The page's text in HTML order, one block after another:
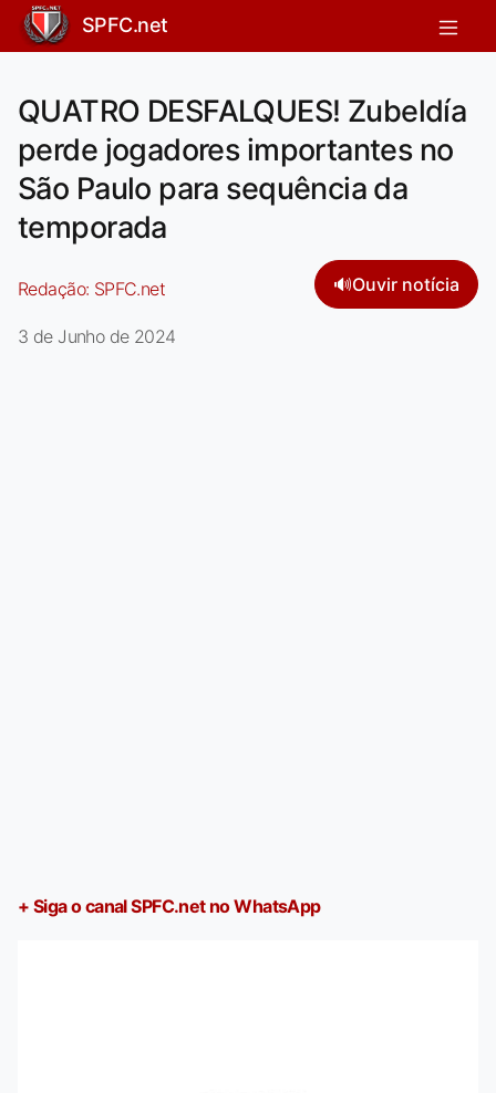
SPFC.net
QUATRO DESFALQUES! Zubeldía
perde jogadores importantes no
São Paulo para sequência da
temporada
Redação: SPFC.net 🔊Ouvir notícia
3 de Junho de 2024
+ Siga o canal SPFC.net no WhatsApp